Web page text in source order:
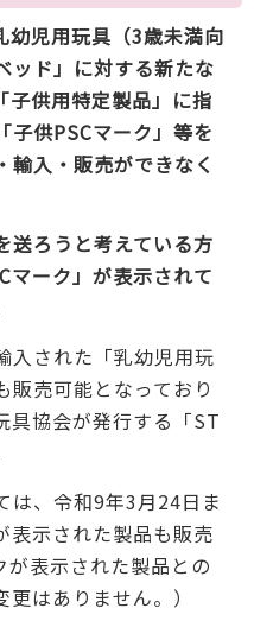
児用玩具（3歳未満向
ッド」に対する新たな
子供用特定製品」に指
子供PSCマーク」等を
輸入・販売ができなく
送ろうと考えている方
マーク」が表示されて
入された「乳幼児用玩
販売可能となっており
具協会が発行する「ST
は、令和9年3月24日ま
表示された製品も販売
が表示された製品との
はありません。）